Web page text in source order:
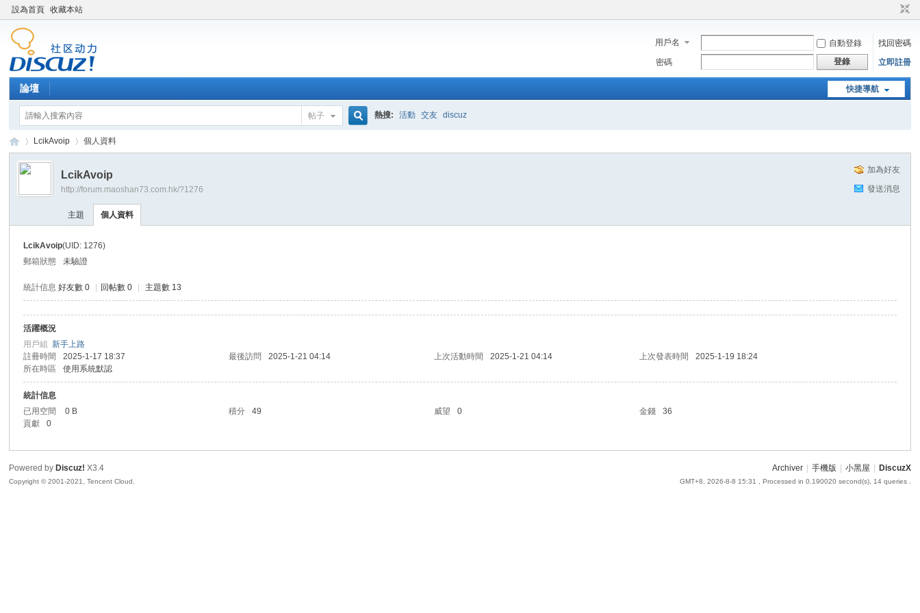
設為首頁 收藏本站
用戶名 自動登錄
找回密碼
密碼
登錄 立即註冊
快捷導航
論壇
帖子 熱搜: 活動 交友 discuz
uz!
›
LcikAvoip 個人資料
加為好友
發送消息
LcikAvoip
http://forum.maoshan73.com.hk/?1276
主題 個人資料
LcikAvoip(UID: 1276)
郵箱狀態
未驗證
統計信息 好友數 0 回帖數 0 主題數 13
活躍概況
用戶組新手上路
註冊時間
2025-1-17 18:37 最後訪問 2025-1-21 04:14 上次活動時間 2025-1-21 04:14 上次發表時間
2025-1-19 18:24
所在時區
使用系統默認
統計信息
已用空間
0 B 積分 49 威望 0 金錢
36
貢獻
0
Archiver 手機版 小黑屋 DiscuzX
GMT+8, 2026-8-8 15:31 , Processed in 0.190020 second(s), 14 queries .
Powered by Discuz! X3.4
Copyright © 2001-2021, Tencent Cloud.